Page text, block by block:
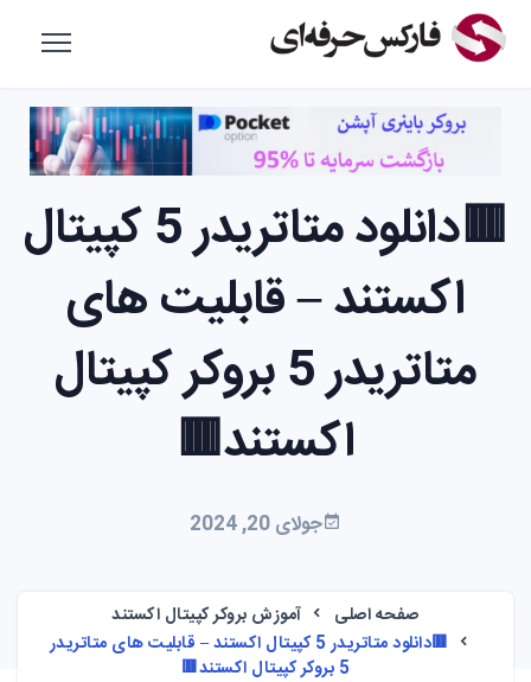
🟥دانلود متاتریدر 5 کپیتال
اکستند – قابلیت های
متاتریدر 5 بروکر کپیتال
اکستند🟥
جولای 20, 2024
صفحه اصلی
آموزش بروکر کپیتال اکستند
🟥دانلود متاتریدر 5 کپیتال اکستند – قابلیت های متاتریدر
5 بروکر کپیتال اکستند🟥